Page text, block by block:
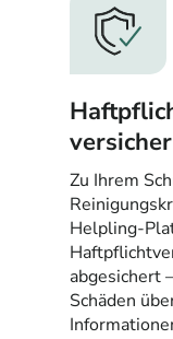
Zu Ihrem
Helpling-
abgesichert
Schäden